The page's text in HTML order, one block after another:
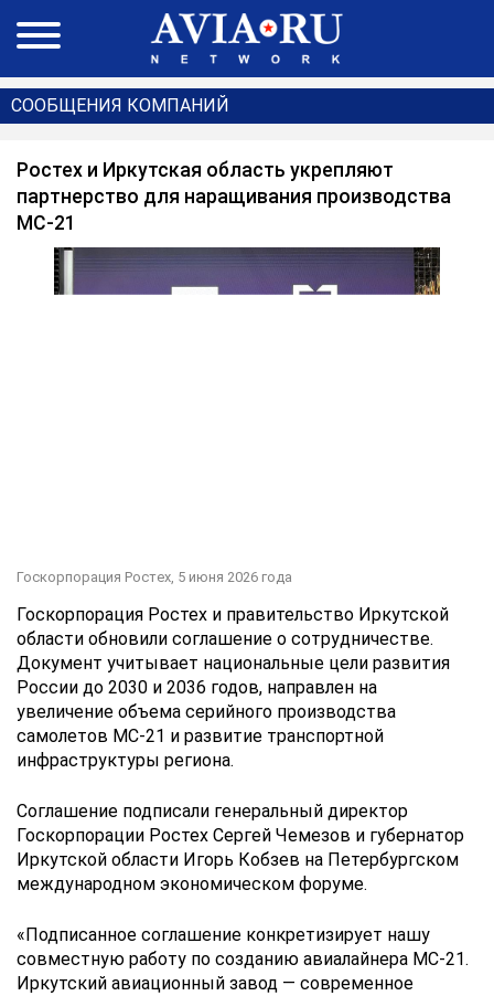
СООБЩЕНИЯ КОМПАНИЙ
Ростех и Иркутская область укрепляют
партнерство для наращивания производства
МС-21
Госкорпорация Ростех, 5 июня 2026 года
Госкорпорация Ростех и правительство Иркутской
области обновили соглашение о сотрудничестве.
Документ учитывает национальные цели развития
России до 2030 и 2036 годов, направлен на
увеличение объема серийного производства
самолетов МС-21 и развитие транспортной
инфраструктуры региона.
Соглашение подписали генеральный директор
Госкорпорации Ростех Сергей Чемезов и губернатор
Иркутской области Игорь Кобзев на Петербургском
международном экономическом форуме.
«Подписанное соглашение конкретизирует нашу
совместную работу по созданию авиалайнера МС-21.
Иркутский авиационный завод — современное